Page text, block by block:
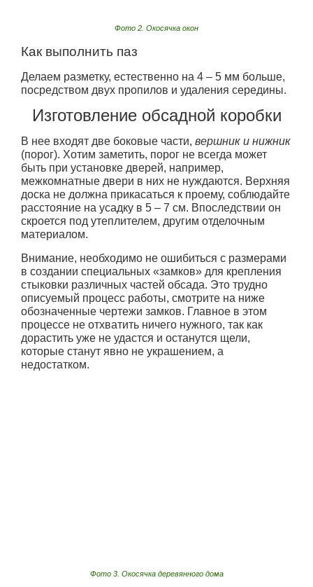
Фото 2. Окосячка окон
Как выполнить паз
Делаем разметку, естественно на 4 – 5 мм больше,
посредством двух пропилов и удаления середины.
Изготовление обсадной коробки
В нее входят две боковые части, вершник и нижник
(порог). Хотим заметить, порог не всегда может
быть при установке дверей, например,
межкомнатные двери в них не нуждаются. Верхняя
доска не должна прикасаться к проему, соблюдайте
расстояние на усадку в 5 – 7 см. Впоследствии он
скроется под утеплителем, другим отделочным
материалом.
Внимание, необходимо не ошибиться с размерами
в создании специальных «замков» для крепления
стыковки различных частей обсада. Это трудно
описуемый процесс работы, смотрите на ниже
обозначенные чертежи замков. Главное в этом
процессе не отхватить ничего нужного, так как
дорастить уже не удастся и останутся щели,
которые станут явно не украшением, а
недостатком.
Фото 3. Окосячка деревянного дома